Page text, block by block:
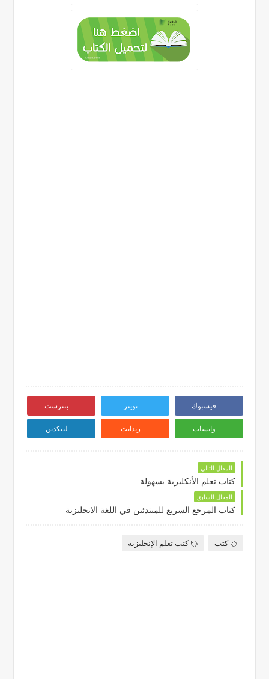
فيسبوك تويتر بنترست
واتساب ريدايت لينكدين
المقال التالي
كتاب تعلم الأنكليزية بسهولة
المقال السابق
كتاب المرجع السريع للمبتدئين في اللغة الانجليزية
كتب كتب تعلم الإنجليزية